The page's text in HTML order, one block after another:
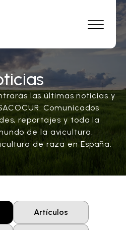
las últimas noticias y
Comunicados
reportajes y toda la
de la avicultura,
de raza en España.
Artículos